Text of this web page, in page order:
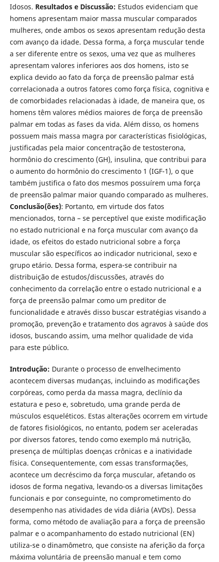
Idosos. Resultados e Discussão: Estudos evidenciam que
homens apresentam maior massa muscular comparados
mulheres, onde ambos os sexos apresentam redução desta
com avanço da idade. Dessa forma, a força muscular tende
a ser diferente entre os sexos, uma vez que as mulheres
apresentam valores inferiores aos dos homens, isto se
explica devido ao fato da força de preensão palmar está
correlacionada a outros fatores como força física, cognitiva e
de comorbidades relacionadas à idade, de maneira que, os
homens têm valores médios maiores de força de preensão
palmar em todas as fases da vida. Além disso, os homens
possuem mais massa magra por características fisiológicas,
justificadas pela maior concentração de testosterona,
hormônio do crescimento (GH), insulina, que contribui para
o aumento do hormônio do crescimento 1 (IGF-1), o que
também justifica o fato dos mesmos possuírem uma força
de preensão palmar maior quando comparado as mulheres.
Conclusão(ões): Portanto, em virtude dos fatos
mencionados, torna – se perceptível que existe modificação
no estado nutricional e na força muscular com avanço da
idade, os efeitos do estado nutricional sobre a força
muscular são específicos ao indicador nutricional, sexo e
grupo etário. Dessa forma, espera-se contribuir na
distribuição de estudos/discussões, através do
conhecimento da correlação entre o estado nutricional e a
força de preensão palmar como um preditor de
funcionalidade e através disso buscar estratégias visando a
promoção, prevenção e tratamento dos agravos à saúde dos
idosos, buscando assim, uma melhor qualidade de vida
para este público.
Introdução: Durante o processo de envelhecimento
acontecem diversas mudanças, incluindo as modificações
corpóreas, como perda da massa magra, declínio da
estatura e peso e, sobretudo, uma grande perda de
músculos esqueléticos. Estas alterações ocorrem em virtude
de fatores fisiológicos, no entanto, podem ser aceleradas
por diversos fatores, tendo como exemplo má nutrição,
presença de múltiplas doenças crônicas e a inatividade
física. Consequentemente, com essas transformações,
acontece um decréscimo da força muscular, afetando os
idosos de forma negativa, levando-os a diversas limitações
funcionais e por conseguinte, no comprometimento do
desempenho nas atividades de vida diária (AVDs). Dessa
forma, como método de avaliação para a força de preensão
palmar e o acompanhamento do estado nutricional (EN)
utiliza-se o dinamômetro, que consiste na aferição da força
máxima voluntária de preensão manual e tem como